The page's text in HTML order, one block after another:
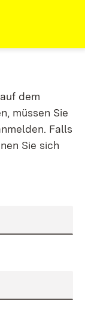
dem
müssen Sie
Falls
Sie sich